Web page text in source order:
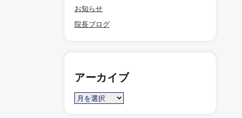
お知らせ
院長ブログ
アーカイブ